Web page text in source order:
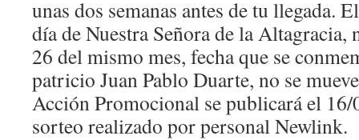
unas dos semanas antes de tu llegada.
día de Nuestra Señora de la Altagracia,
26 del mismo mes, fecha que se
patricio Juan Pablo Duarte, no se
Acción Promocional se publicará el
sorteo realizado por personal Newlink.